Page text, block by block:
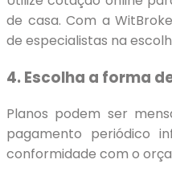
de casa. Com a
de especialistas na
4. Escolha a forma
Planos podem ser
pagamento periódico
conformidade com o